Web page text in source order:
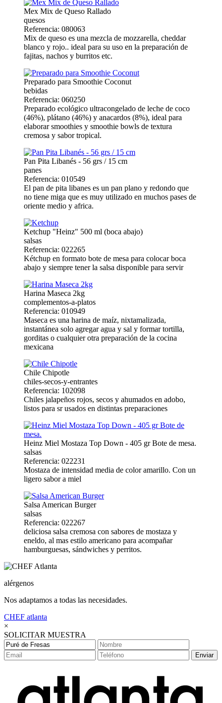
Mex Mix de Queso Rallado
quesos
Referencia: 080063
Mix de queso es una mezcla de mozzarella, cheddar
blanco y rojo.. ideal para su uso en la preparación de
fajitas, nachos y burritos etc.
Preparado para Smoothie Coconut
bebidas
Referencia: 060250
Preparado ecológico ultracongelado de leche de coco
(46%), plátano (46%) y anacardos (8%), ideal para
elaborar smoothies y smoothie bowls de textura
cremosa y sabor tropical.
Pan Pita Libanés - 56 grs / 15 cm
panes
Referencia: 010549
El pan de pita libanes es un pan plano y redondo que
no tiene miga que es muy utilizado en muchos pases de
oriente medio y africa.
Ketchup "Heinz" 500 ml (boca abajo)
salsas
Referencia: 022265
Kétchup en formato bote de mesa para colocar boca
abajo y siempre tener la salsa disponible para servir
Harina Maseca 2kg
complementos-a-platos
Referencia: 010949
Maseca es una harina de maíz, nixtamalizada,
instantánea solo agregar agua y sal y formar tortilla,
gorditas o cualquier otra preparación de la cocina
mexicana
Chile Chipotle
chiles-secos-y-entrantes
Referencia: 102098
Chiles jalapeños rojos, secos y ahumados en adobo,
listos para sr usados en distintas preparaciones
Heinz Miel Mostaza Top Down - 405 gr Bote de mesa.
salsas
Referencia: 022231
Mostaza de intensidad media de color amarillo. Con un
ligero sabor a miel
Salsa American Burger
salsas
Referencia: 022267
deliciosa salsa cremosa con sabores de mostaza y
eneldo, al mas estilo americano para acompañar
hamburguesas, sándwiches y perritos.
alérgenos
Nos adaptamos a todas las necesidades.
CHEF atlanta
×
SOLICITAR MUESTRA
Enviar